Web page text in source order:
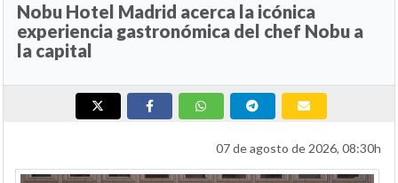
Nobu Hotel Madrid acerca la icónica
experiencia gastronómica del chef Nobu a
la capital
07 de agosto de 2026, 08:30h